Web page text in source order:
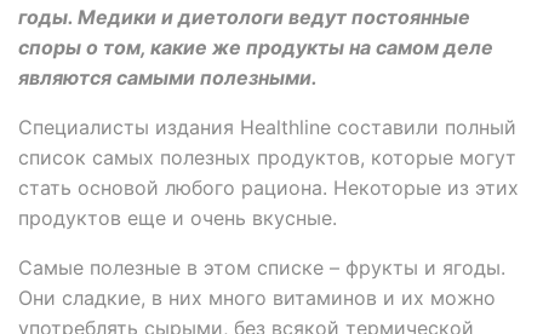
годы. Медики и диетологи ведут постоянные
споры о том, какие же продукты на самом деле
являются самыми полезными.
Специалисты издания Healthline составили полный
список самых полезных продуктов, которые могут
стать основой любого рациона. Некоторые из этих
продуктов еще и очень вкусные.
Самые полезные в этом списке – фрукты и ягоды.
Они сладкие, в них много витаминов и их можно
употреблять сырыми, без всякой термической